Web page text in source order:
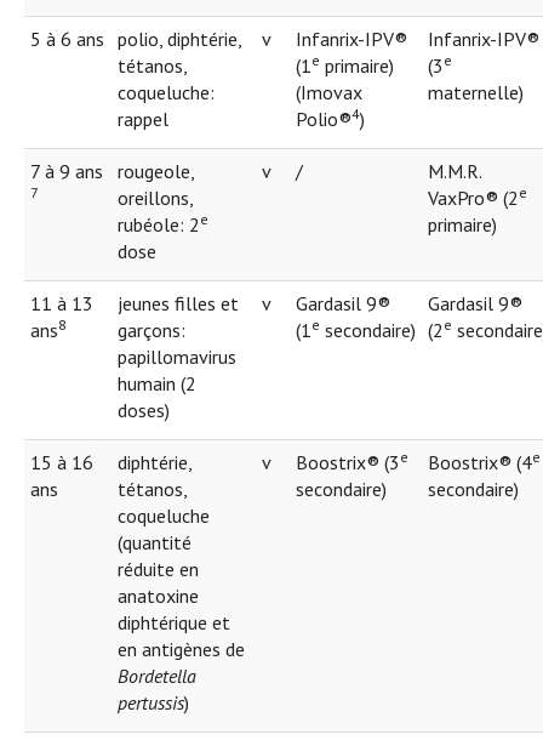
5 à 6 ans polio, diphtérie,
tétanos,
coqueluche:
rappel
v
Infanrix-IPV®
(1e primaire)
(Imovax
Polio®4)
Infanrix-IPV®
(3 e
maternelle)
7 à 9 ans
7
rougeole,
oreillons,
rubéole: 2 e
dose
v /
M.M.R.
VaxPro® (2 e
primaire)
11 à 13
ans8
jeunes filles et
garçons:
papillomavirus
humain (2
doses)
v
Gardasil 9®
(1e secondaire)
Gardasil 9®
(2 e
15 à 16
ans
diphtérie,
tétanos,
coqueluche
(quantité
réduite en
anatoxine
diphtérique et
en antigènes de
Bordetella
pertussis)
v Boostrix® (3 e
secondaire)
Boostrix® (4e
secondaire)